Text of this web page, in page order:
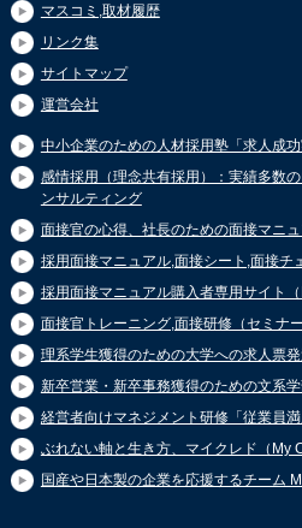
マスコミ,取材履歴
リンク集
サイトマップ
運営会社
中小企業のための人材採用塾「求人成功
感情採用（理念共有採用）：実績多数
ンサルティング
面接官の心得、社長のための面接マニ
採用面接マニュアル,面接シート,面接チ
採用面接マニュアル購入者専用サイト（
面接官トレーニング,面接研修（セミナー
理系学生獲得のための大学への求人票
新卒営業・新卒事務獲得のための文系
経営者向けマネジメント研修「従業員満
ぶれない軸と生き方、マイクレド（My
国産や日本製の企業を応援するチーム